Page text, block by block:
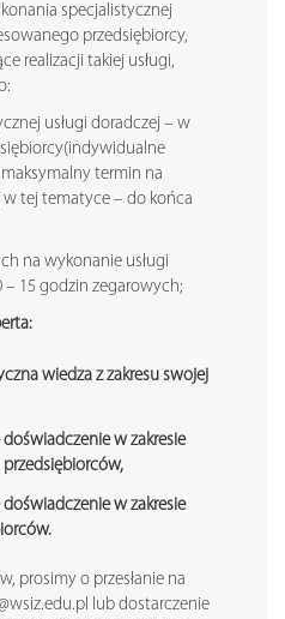
specjalistycznej
przedsiębiorcy,
realizacji takiej usługi,
usługi doradczej – w
termin na
w tej tematyce – do końca
na wykonanie usługi
– 15 godzin zegarowych;
wiedza z zakresu swojej
w zakresie
w zakresie
prosimy o przesłanie na
lub dostarczenie